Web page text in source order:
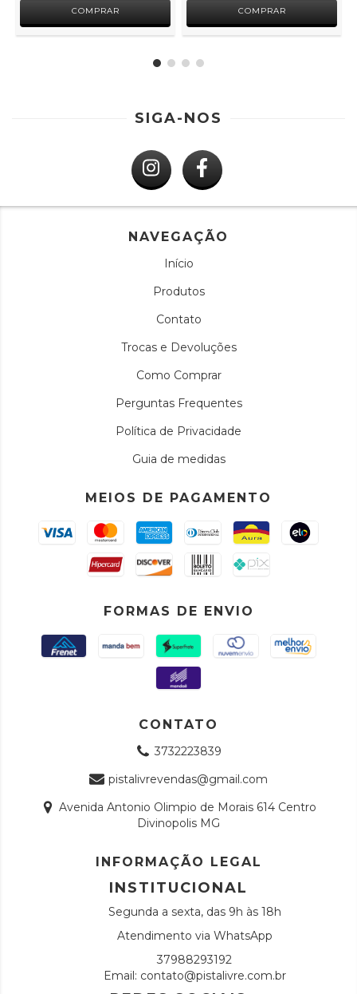
COMPRAR COMPRAR
SIGA-NOS
NAVEGAÇÃO
Início
Produtos
Contato
Trocas e Devoluções
Como Comprar
Perguntas Frequentes
Política de Privacidade
Guia de medidas
MEIOS DE PAGAMENTO
FORMAS DE ENVIO
CONTATO
3732223839
pistalivrevendas@gmail.com
Avenida Antonio Olimpio de Morais 614 Centro
Divinopolis MG
INFORMAÇÃO LEGAL
INSTITUCIONAL
Segunda a sexta, das 9h às 18h
Atendimento via WhatsApp
37988293192
Email: contato@pistalivre.com.br